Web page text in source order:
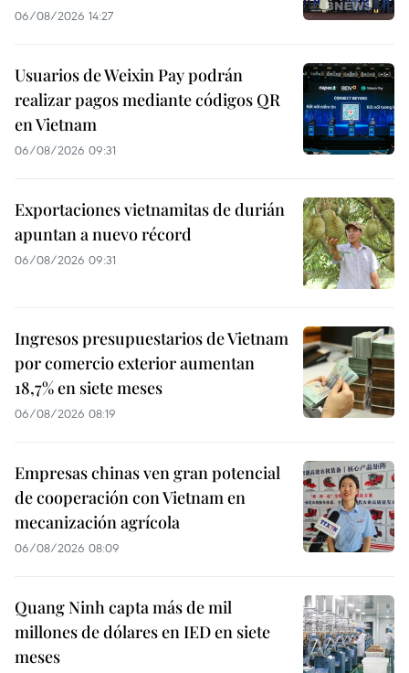
06/08/2026 14:27
Usuarios de Weixin Pay podrán
realizar pagos mediante códigos QR
en Vietnam
06/08/2026 09:31
Exportaciones vietnamitas de durián
apuntan a nuevo récord
06/08/2026 09:31
Ingresos presupuestarios de Vietnam
por comercio exterior aumentan
18,7% en siete meses
06/08/2026 08:19
Empresas chinas ven gran potencial
de cooperación con Vietnam en
mecanización agrícola
06/08/2026 08:09
Quang Ninh capta más de mil
millones de dólares en IED en siete
meses